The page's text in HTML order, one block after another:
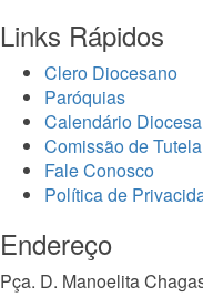
Links Rápidos
Clero Diocesano
Paróquias
Calendário
Comissão de Tutela
Fale Conosco
Política de
Endereço
Pça. D. Manoelita